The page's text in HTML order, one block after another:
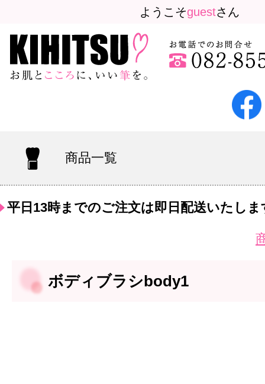
ようこそguestさん
商品一覧
平日13時までのご注文は即日配送いたしま
ボディブラシbody1